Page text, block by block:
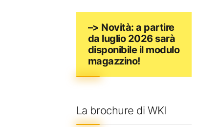
–> Novità: a partire
da luglio 2026 sarà
disponibile il modulo
magazzino!
La brochure di WKI